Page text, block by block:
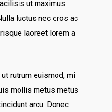
ut maximus
luctus nec eros ac
laoreet lorem a
rutrum euismod, mi
mollis metus metus
arcu. Donec